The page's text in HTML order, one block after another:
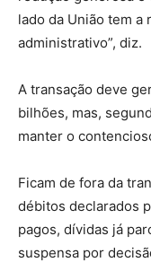
lado da União tem
administrativo”, diz.
A transação deve
bilhões, mas,
manter o
Ficam de fora da
débitos declarados
pagos, dívidas já
suspensa por